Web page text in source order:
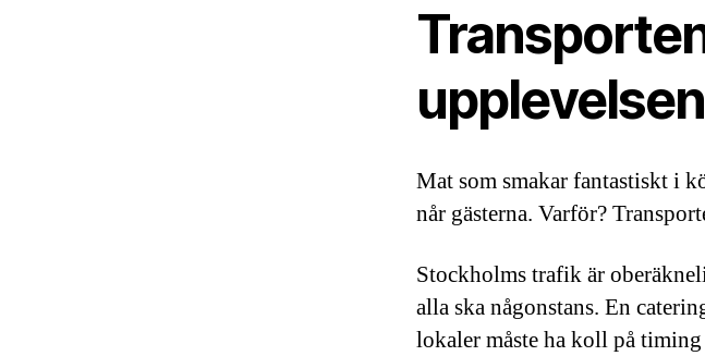
upplevelsen
Mat som smakar fantastiskt i
når gästerna. Varför?
Stockholms trafik är
alla ska någonstans. En
lokaler måste ha koll på